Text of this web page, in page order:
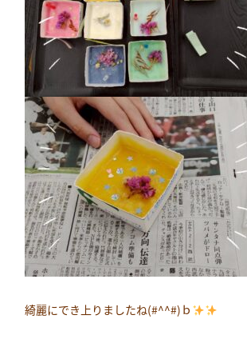
綺麗にでき上りましたね(#^^#)ｂ